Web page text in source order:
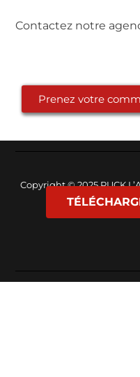
Contactez notre
Prenez votre
Copyright © 2025PUCK